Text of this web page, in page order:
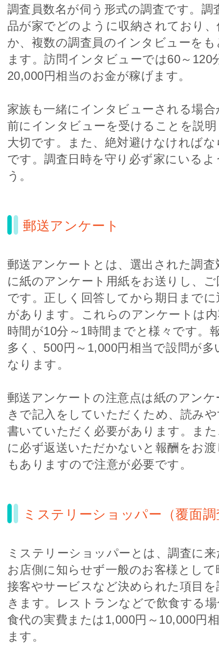
調査員数名が伺う形式の調査です。調
品が家でどのように収納されており
か、複数の調査員のインタビューを
ます。訪問インタビューでは60～120
20,000円相当のお金が稼げます。
家族も一緒にインタビューされる場
前にインタビューを受けることを説
大切です。また、絶対避けなければ
です。調査日時を守り必ず家にいる
う。
郵送アンケート
郵送アンケートとは、選出された調査
に紙のアンケート用紙をお送りし、
です。正しく回答してから期日まで
があります。これらのアンケートは
時間が10分～1時間までと様々です。
多く、500円～1,000円相当で設問が
なります。
郵送アンケートの注意点は紙のアン
きで記入をしていただくため、読み
書いていただく必要があります。ま
に必ず返送いただかないと報酬をお
もありますので注意が必要です。
ミステリーショッパー（覆面
ミステリーショッパーとは、調査に
お店側に知らせず一般のお客様とし
接客やサービスなど決められた項目
きます。レストランなどで飲食する
食代の実費または1,000円～10,000円
ます。